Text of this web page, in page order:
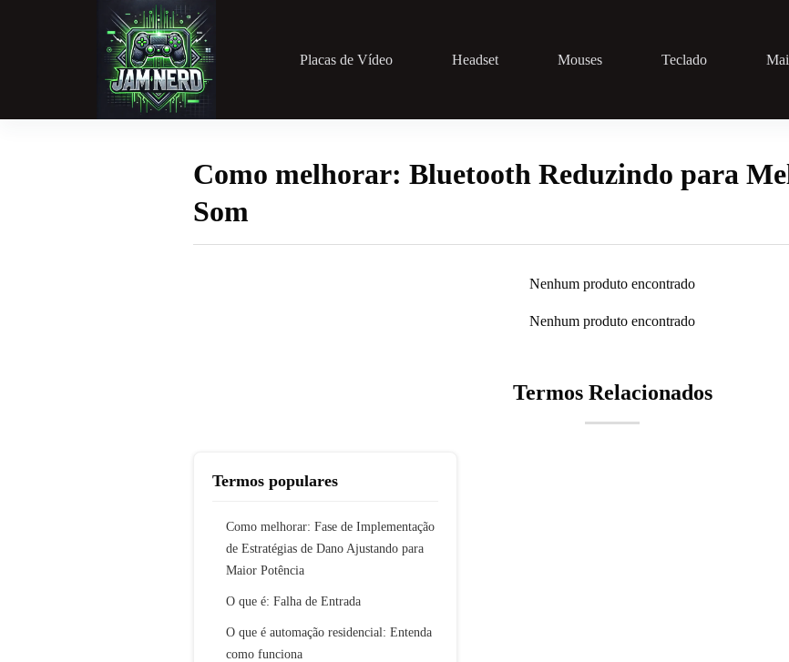
Placas de Vídeo Headset Mouses Teclado
Como melhorar: Bluetooth Reduzindo para
Som
Nenhum produto encontrado
Nenhum produto encontrado
Termos Relacionados
Termos populares
Como melhorar: Fase de Implementação
de Estratégias de Dano Ajustando para
Maior Potência
O que é: Falha de Entrada
O que é automação residencial: Entenda
como funciona